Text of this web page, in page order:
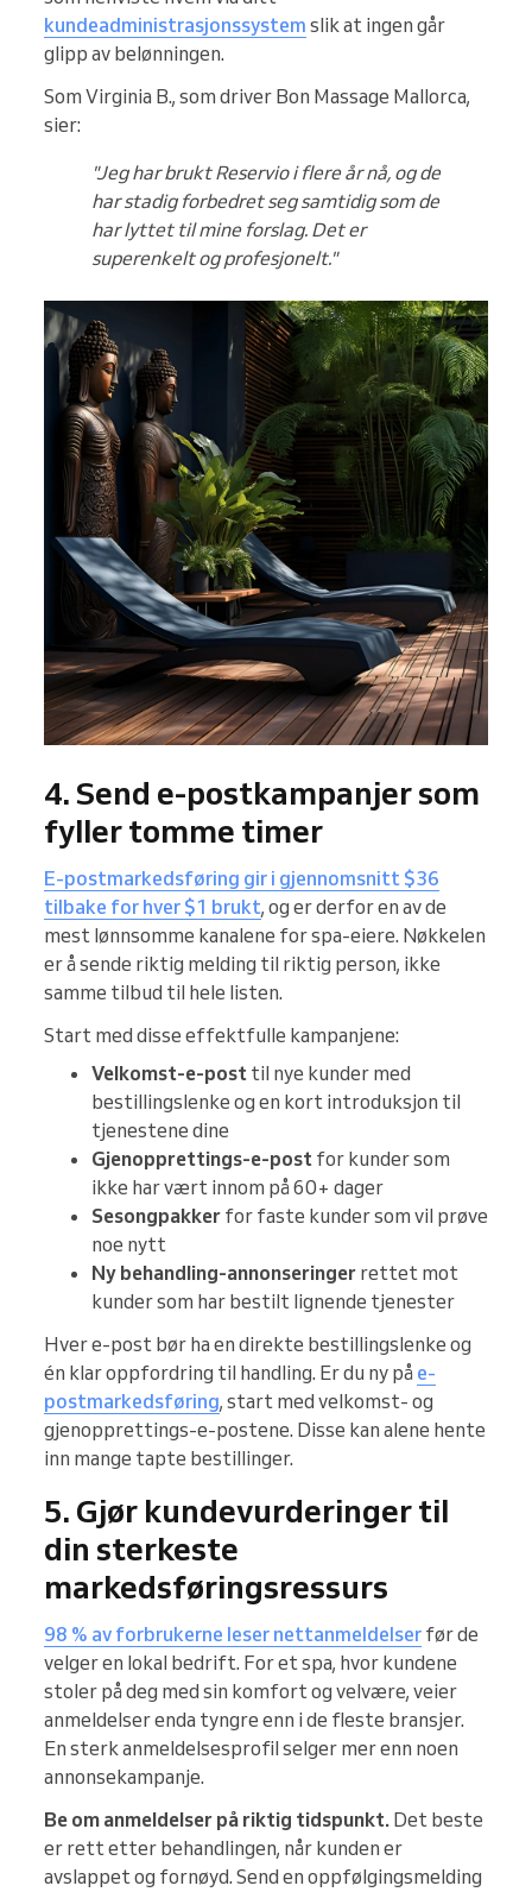
kundeadministrasjonssystem slik at ingen går
glipp av belønningen.
Som Virginia B., som driver Bon Massage Mallorca,
sier:
"Jeg har brukt Reservio i flere år nå, og de
har stadig forbedret seg samtidig som de
har lyttet til mine forslag. Det er
superenkelt og profesjonelt."
4. Send e-postkampanjer som
fyller tomme timer
E-postmarkedsføring gir i gjennomsnitt $36
tilbake for hver $1 brukt, og er derfor en av de
mest lønnsomme kanalene for spa-eiere. Nøkkelen
er å sende riktig melding til riktig person, ikke
samme tilbud til hele listen.
Start med disse effektfulle kampanjene:
Velkomst-e-post til nye kunder med
bestillingslenke og en kort introduksjon til
tjenestene dine
Gjenopprettings-e-post for kunder som
ikke har vært innom på 60+ dager
Sesongpakker for faste kunder som vil prøve
noe nytt
Ny behandling-annonseringer rettet mot
kunder som har bestilt lignende tjenester
Hver e-post bør ha en direkte bestillingslenke og
én klar oppfordring til handling. Er du ny på e-
postmarkedsføring, start med velkomst- og
gjenopprettings-e-postene. Disse kan alene hente
inn mange tapte bestillinger.
5. Gjør kundevurderinger til
din sterkeste
markedsføringsressurs
98 % av forbrukerne leser nettanmeldelser før de
velger en lokal bedrift. For et spa, hvor kundene
stoler på deg med sin komfort og velvære, veier
anmeldelser enda tyngre enn i de fleste bransjer.
En sterk anmeldelsesprofil selger mer enn noen
annonsekampanje.
Be om anmeldelser på riktig tidspunkt. Det beste
er rett etter behandlingen, når kunden er
avslappet og fornøyd. Send en oppfølgingsmelding